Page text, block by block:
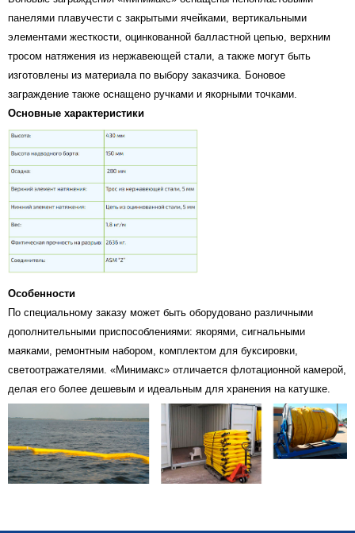
панелями плавучести с закрытыми ячейками, вертикальными
элементами жесткости, оцинкованной балластной цепью, верхним
тросом натяжения из нержавеющей стали, а также могут быть
изготовлены из материала по выбору заказчика. Боновое
заграждение также оснащено ручками и якорными точками.
Основные характеристики
Особенности
По специальному заказу может быть оборудовано различными
дополнительными приспособлениями: якорями, сигнальными
маяками, ремонтным набором, комплектом для буксировки,
светоотражателями. «Минимакс» отличается флотационной камерой,
делая его более дешевым и идеальным для хранения на катушке.